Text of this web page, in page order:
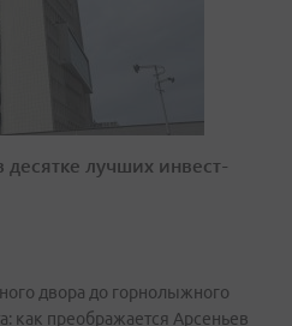
лучших инвест-
двора до горнолыжного
как преображается Арсеньев